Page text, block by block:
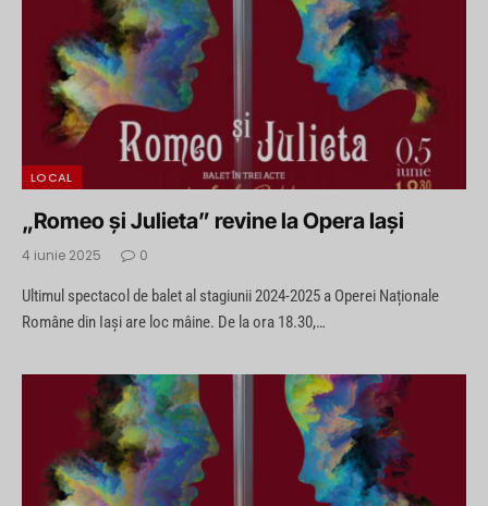
LOCAL
„Romeo și Julieta” revine la Opera Iași
4 iunie 2025 0
Ultimul spectacol de balet al stagiunii 2024-2025 a Operei Naționale
Române din Iași are loc mâine. De la ora 18.30,…